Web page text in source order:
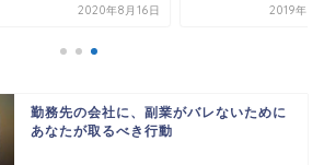
2020年8月16日 2019年3
勤務先の会社に、副業がバレないために
あなたが取るべき行動